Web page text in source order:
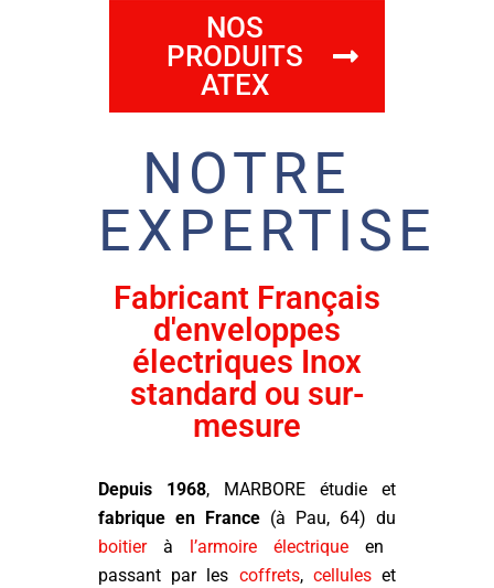
NOS
PRODUITS
ATEX
NOTRE
EXPERTISE
Fabricant Français
d'enveloppes
électriques Inox
standard ou sur-
mesure
Depuis 1968, MARBORE étudie et
fabrique en France (à Pau, 64) du
boitierà l’armoire électrique en
passant par les coffrets, celluleset